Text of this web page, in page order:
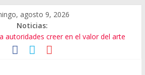
agosto 9, 2026
Noticias:
autoridades creer en el valor del arte
en algoritmos y vulneración de
consumo que viene de EU